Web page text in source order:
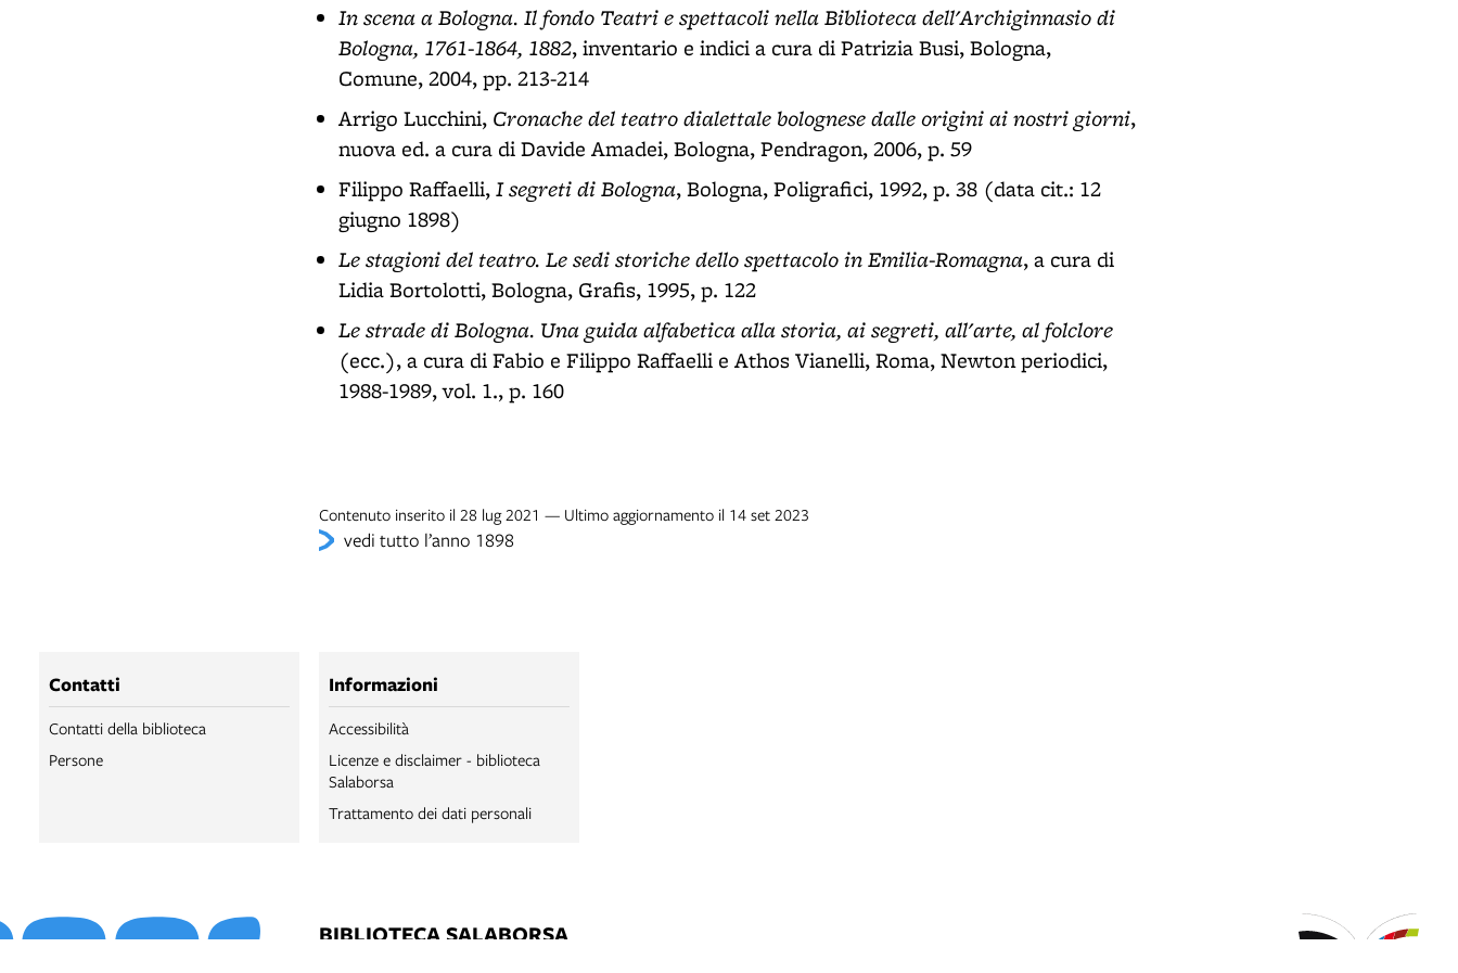
In scena a Bologna. Il fondo Teatri e spettacoli nella Biblioteca dell'Archiginnasio di
Bologna, 1761-1864, 1882, inventario e indici a cura di Patrizia Busi, Bologna,
Comune, 2004, pp. 213-214
Arrigo Lucchini, Cronache del teatro dialettale bolognese dalle origini ai nostri giorni,
nuova ed. a cura di Davide Amadei, Bologna, Pendragon, 2006, p. 59
Filippo Raffaelli,I segreti di Bologna, Bologna, Poligrafici, 1992, p. 38 (data cit.: 12
giugno 1898)
Le stagioni del teatro. Le sedi storiche dello spettacolo in Emilia-Romagna, a cura di
Lidia Bortolotti, Bologna, Grafis, 1995, p. 122
Le strade di Bologna. Una guida alfabetica alla storia, ai segreti, all'arte, al folclore
(ecc.), a cura di Fabio e Filippo Raffaelli e Athos Vianelli, Roma, Newton periodici,
1988-1989, vol. 1., p. 160
Contenuto inserito il 28 lug 2021 — Ultimo aggiornamento il 14 set 2023
vedi tutto l’anno 1898
Contatti
Contatti della biblioteca
Persone
Informazioni
Accessibilità
Licenze e disclaimer - biblioteca
Salaborsa
Trattamento dei dati personali
BIBLIOTECA SALABORSA